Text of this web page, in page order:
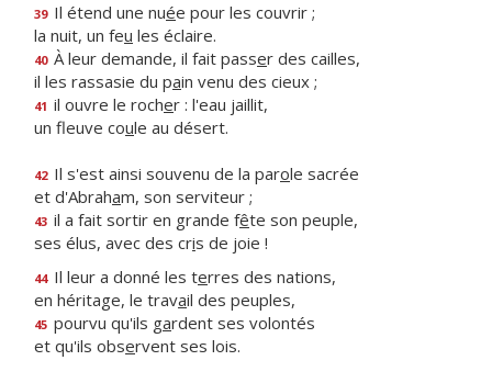
39 Il étend une nuée pour les couvrir ;
la nuit, un feu les éclaire.
40 À leur demande, il fait passer des cailles,
il les rassasie du pain venu des cieux ;
41 il ouvre le rocher : l'eau jaillit,
un fleuve coule au désert.
42 Il s'est ainsi souvenu de la parole sacrée
et d'Abraham, son serviteur ;
43 il a fait sortir en grande fête son peuple,
ses élus, avec des cris de joie !
44 Il leur a donné les terres des nations,
en héritage, le travail des peuples,
45 pourvu qu'ils gardent ses volontés
et qu'ils observent ses lois.